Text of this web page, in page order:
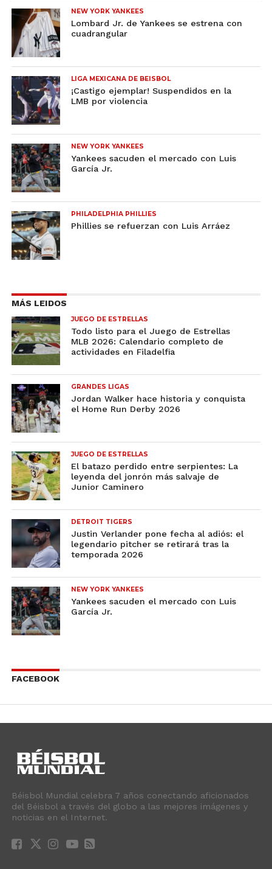
NEW YORK YANKEES
Lombard Jr. de Yankees se estrena con
cuadrangular
LIGA MEXICANA DE BEISBOL
¡Castigo ejemplar! Suspendidos en la
LMB por violencia
NEW YORK YANKEES
Yankees sacuden el mercado con Luis
García Jr.
PHILADELPHIA PHILLIES
Phillies se refuerzan con Luis Arráez
MÁS LEIDOS
JUEGO DE ESTRELLAS
Todo listo para el Juego de Estrellas
MLB 2026: Calendario completo de
actividades en Filadelfia
GRANDES LIGAS
Jordan Walker hace historia y conquista
el Home Run Derby 2026
JUEGO DE ESTRELLAS
El batazo perdido entre serpientes: La
leyenda del jonrón más salvaje de
Junior Caminero
DETROIT TIGERS
Justin Verlander pone fecha al adiós: el
legendario pitcher se retirará tras la
temporada 2026
NEW YORK YANKEES
Yankees sacuden el mercado con Luis
García Jr.
FACEBOOK
Béisbol Mundial celebra 7 años conectando aficionados
del Béisbol a través del globo a las mejores imágenes y
noticias en el Internet.